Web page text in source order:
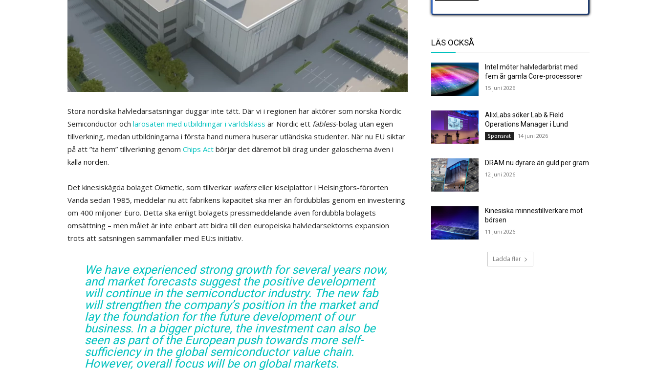
Stora nordiska halvledarsatsningar duggar inte tätt. Där vi i regionen har aktörer som norska Nordic
Semiconductor och lärosäten med utbildningar i världsklass är Nordic ett fabless-bolag utan egen
tillverkning, medan utbildningarna i första hand numera huserar utländska studenter. När nu EU siktar
på att ”ta hem” tillverkning genom Chips Act börjar det däremot bli drag under galoscherna även i
kalla norden.
Det kinesiskägda bolaget Okmetic, som tillverkar waferseller kiselplattor i Helsingfors-förorten
Vanda sedan 1985, meddelar nu att fabrikens kapacitet ska mer än fördubblas genom en investering
om 400 miljoner Euro. Detta ska enligt bolagets pressmeddelande även fördubbla bolagets
omsättning – men målet är inte enbart att bidra till den europeiska halvledarsektorns expansion
trots att satsningen sammanfaller med EU:s initiativ.
We have experienced strong growth for several years now,
and market forecasts suggest the positive development
will continue in the semiconductor industry. The new fab
will strengthen the company’s position in the market and
lay the foundation for the future development of our
business. In a bigger picture, the investment can also be
seen as part of the European push towards more self-
sufficiency in the global semiconductor value chain.
However, overall focus will be on global markets.
LÄS OCKSÅ
Intel möter halvledarbrist med
fem år gamla Core-processorer
15 juni 2026
AlixLabs söker Lab & Field
Operations Manager i Lund
Sponsrat 14 juni 2026
DRAM nu dyrare än guld per gram
12 juni 2026
Kinesiska minnestillverkare mot
börsen
11 juni 2026
Ladda fler